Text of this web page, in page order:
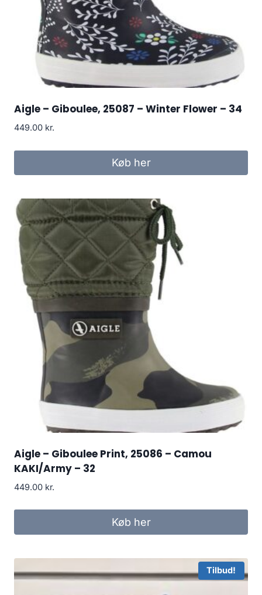
Aigle – Giboulee, 25087 – Winter Flower – 34
449.00 kr.
Køb her
Aigle – Giboulee Print, 25086 – Camou
KAKI/Army – 32
449.00 kr.
Køb her
Tilbud!